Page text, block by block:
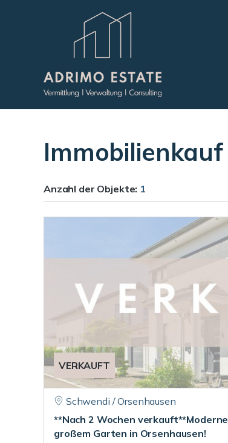
Anzahl der Objekte: 1
VERKAUFT
Schwendi / Orsenhausen
**Nach 2 Wochen
großem Garten in Orsenhausen!